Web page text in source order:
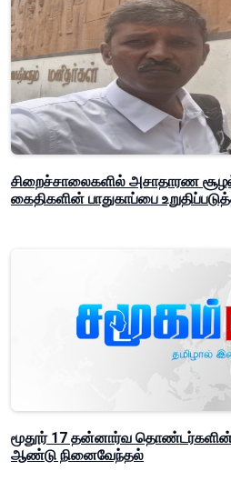
சிறைச்சாலைகளில் அசாதாரண
கைதிகளின் பாதுகாப்பை
மூதூர் 17 தன்னார்வ
ஆண்டு நினைவேந்தல்